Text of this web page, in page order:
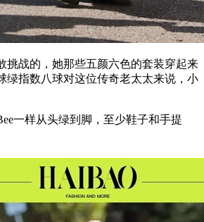
战的，她那些五颜六色的套装穿起来
绿指数八球对这位传奇老太太来说，小
样从头绿到脚，至少鞋子和手提